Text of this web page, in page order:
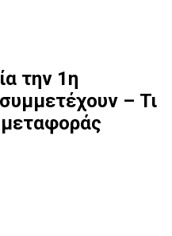
την 1η
– Τι
μεταφοράς